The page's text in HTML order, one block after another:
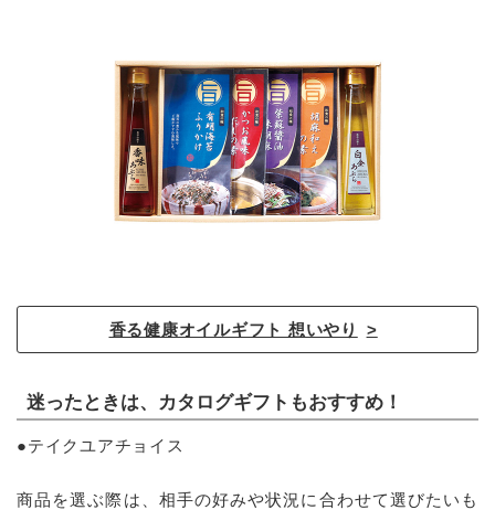
香る健康オイルギフト 想いやり
迷ったときは、カタログギフトもおすすめ！
●テイクユアチョイス
商品を選ぶ際は、相手の好みや状況に合わせて選びたいも